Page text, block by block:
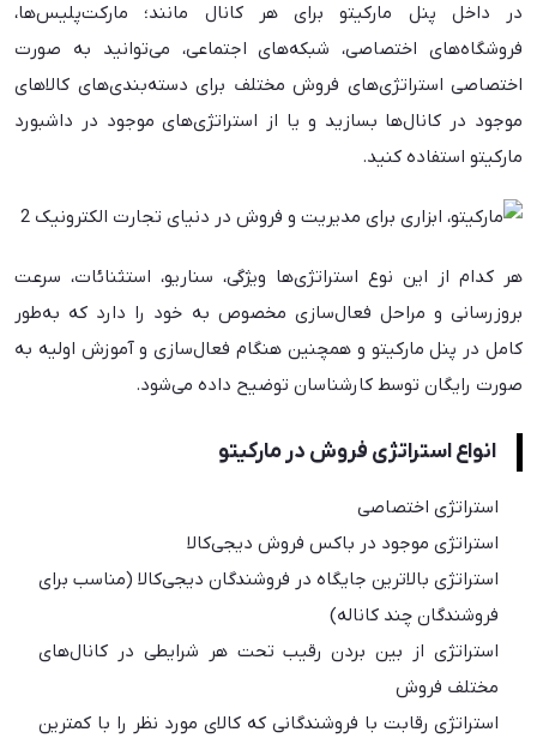
در داخل پنل مارکیتو برای هر کانال مانند؛ مارکت‌پلیس‌ها،
فروشگاه‌های اختصاصی، شبکه‌های اجتماعی، می‌توانید به صورت
اختصاصی استراتژی‌های فروش مختلف برای دسته‌بندی‌های کالاهای
موجود در کانال‌ها بسازید و یا از استراتژی‌های موجود در داشبورد
مارکیتو استفاده کنید.
هر کدام از این نوع استراتژی‌ها ویژگی، سناریو، استثنائات، سرعت
بروزرسانی و مراحل فعال‌سازی مخصوص به خود را دارد که به‌طور
کامل در پنل مارکیتو و همچنین هنگام فعال‌سازی و آموزش اولیه به
صورت رایگان توسط کارشناسان توضیح داده می‌شود.
انواع استراتژی‌ فروش در مارکیتو
استراتژی اختصاصی
استراتژی موجود در باکس فروش دیجی‌کالا
استراتژی بالاترین جایگاه در فروشندگان دیجی‌کالا (مناسب برای
فروشندگان چند کاناله)
استراتژی از بین بردن رقیب تحت هر شرایطی در کانال‌های
مختلف فروش
استراتژی رقابت با فروشندگانی که کالای مورد نظر را با کمترین